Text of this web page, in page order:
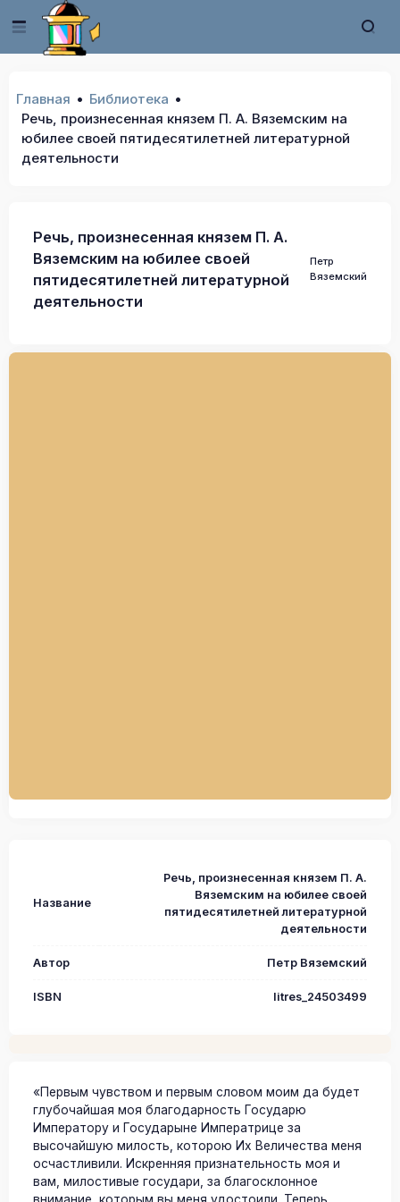
Главная
Библиотека
Речь, произнесенная князем П. А. Вяземским на
юбилее своей пятидесятилетней литературной
деятельности
Речь, произнесенная князем П. А.
Вяземским на юбилее своей
пятидесятилетней литературной
деятельности
Петр
Вяземский
Название
Речь, произнесенная князем П. А.
Вяземским на юбилее своей
пятидесятилетней литературной
деятельности
Автор Петр Вяземский
ISBN litres_24503499
«Первым чувством и первым словом моим да будет
глубочайшая моя благодарность Государю
Императору и Государыне Императрице за
высочайшую милость, которою Их Величества меня
осчастливили. Искренняя признательность моя и
вам, милостивые государи, за благосклонное